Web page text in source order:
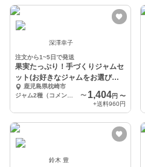
深澤幸子
注文から1~5日で発送
果実たっぷり！手づくりジャムセ
ット(お好きなジャムをお選びく
ださい）
鹿児島県枕崎市
〜 1,404円 〜
+送料960円
鈴木 豊